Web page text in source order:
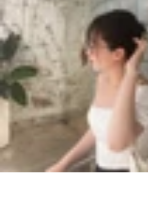
Nên mua Samsung
97: Đâu là điểm khác
Triệu Vy
Ngày đăng: 26/02/2024
Cập nhật:
26/02/2024
Theo dõi XTMobile trên